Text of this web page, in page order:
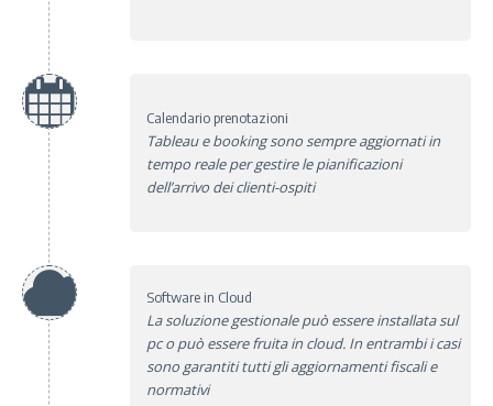
Calendario prenotazioni
Tableau e booking sono sempre aggiornati in
tempo reale per gestire le pianificazioni
dell’arrivo dei clienti-ospiti
Software in Cloud
La soluzione gestionale può essere installata sul
pc o può essere fruita in cloud. In entrambi i casi
sono garantiti tutti gli aggiornamenti fiscali e
normativi